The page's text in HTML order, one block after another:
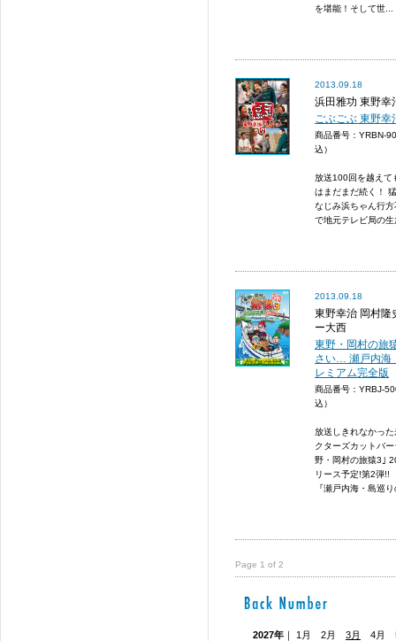
を堪能！そして世...
2013.09.18
浜田雅功 東野幸
ごぶごぶ 東野幸
商品番号：YRBN-
込）
放送100回を越えて
はまだまだ続く！
なじみ浜ちゃん行
で地元テレビ局の
2013.09.18
東野幸治 岡村隆
ー大西
東野・岡村の旅
さい… 瀬戸内海
レミアム完全版
商品番号：YRBJ-
込）
放送しきれなかっ
クターズカットバ
野・岡村の旅猿3｣
リース予定!第2弾!!
『瀬戸内海・島巡
Page 1 of 2
2027年 ｜ 1月 2月 3月
4月